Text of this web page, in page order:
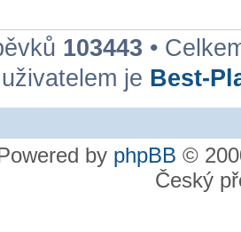
103443 •
je Best-
by phpBB ©
Český